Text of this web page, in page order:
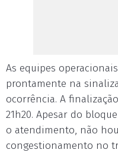
As equipes
prontamente na
ocorrência. A
21h20. Apesar do
o atendimento, não
congestionamento no